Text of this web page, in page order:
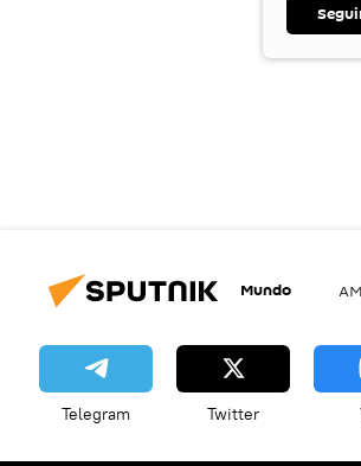
Mundo
Telegram Twitter